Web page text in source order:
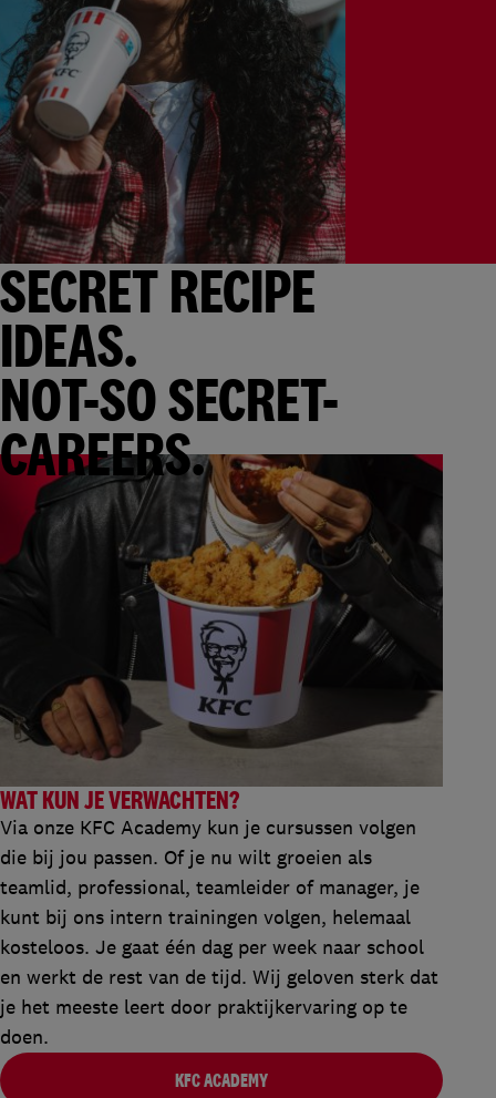
SECRET RECIPE
IDEAS.
NOT-SO SECRET-
CAREERS.
WAT KUN JE VERWACHTEN?
Via onze KFC Academy kun je cursussen volgen
die bij jou passen. Of je nu wilt groeien als
teamlid, professional, teamleider of manager, je
kunt bij ons intern trainingen volgen, helemaal
kosteloos. Je gaat één dag per week naar school
en werkt de rest van de tijd. Wij geloven sterk dat
je het meeste leert door praktijkervaring op te
doen.
KFC ACADEMY